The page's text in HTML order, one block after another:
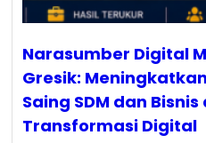
Narasumber Digital
Gresik:
Saing SDM dan Bisnis
Transformasi Digital